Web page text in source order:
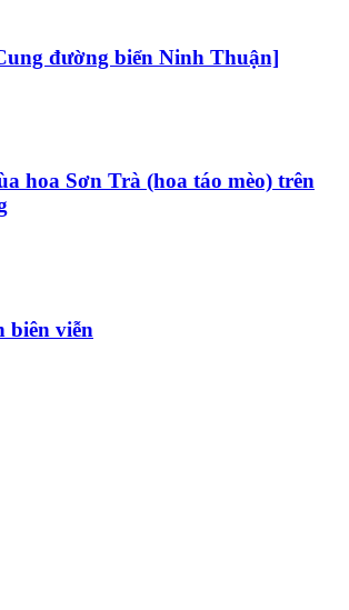
đường biển Ninh Thuận]
hoa Sơn Trà (hoa táo mèo) trên
biên viễn